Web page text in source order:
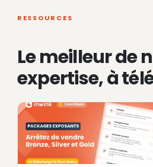
RESSOURCES
Le meilleur de
expertise, à